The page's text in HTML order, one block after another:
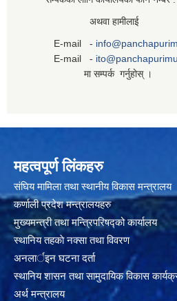
अथवा हामीलाई
E-mail -
E-mail -
मा सम्पर्क गर्नुहोस् ।
महत्वपूर्ण लिंकहरु
संघिय मामिला तथा स्थानीय विकास मन्त्रालय
कर्णाली प्रदेश मन्त्रालयहरु
मुख्यमन्त्री तथा मन्त्रिपरिषद्को कार्यालय
स्थानिय तहकाे नक्सा तथा विवरण
अनलार्इन घटना दर्ता
स्थानिय शासन तथा सामुदायिक विकास
अर्थ मन्त्रालय